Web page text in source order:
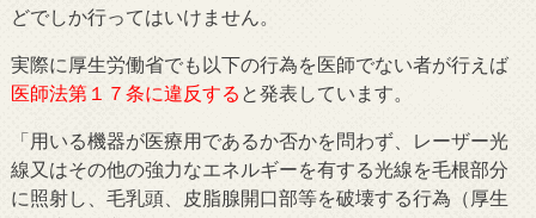
どでしか行ってはいけません。
実際に厚生労働省でも以下の行為を医師でない者が行えば
医師法第１７条に違反する と発表しています。
「用いる機器が医療用であるか否かを問わず、レーザー光
線又はその他の強力なエネルギーを有する光線を毛根部分
に照射し、毛乳頭、皮脂腺開口部等を破壊する行為（厚生